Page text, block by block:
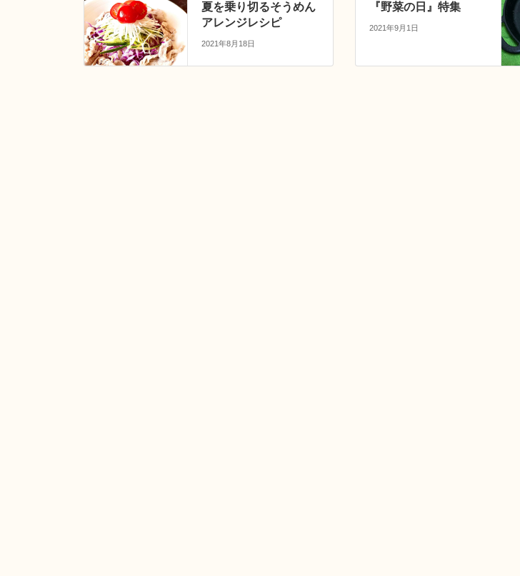
夏を乗り切るそうめん
アレンジレシピ
2021年8月18日
『野菜の日』特集
2021年9月1日